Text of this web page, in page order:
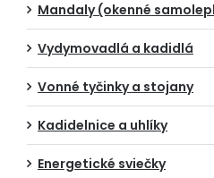
Mandaly (okenné
Vydymovadlá a kadidlá
Vonné tyčinky a stojany
Kadidelnice a uhlíky
Energetické sviečky